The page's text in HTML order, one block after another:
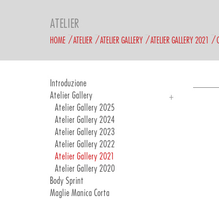
ATELIER
HOME ATELIER ATELIER GALLERY ATELIER GALLERY 2021
Introduzione
Atelier Gallery
Atelier Gallery 2025
Atelier Gallery 2024
Atelier Gallery 2023
Atelier Gallery 2022
Atelier Gallery 2021
Atelier Gallery 2020
Body Sprint
Maglie Manica Corta